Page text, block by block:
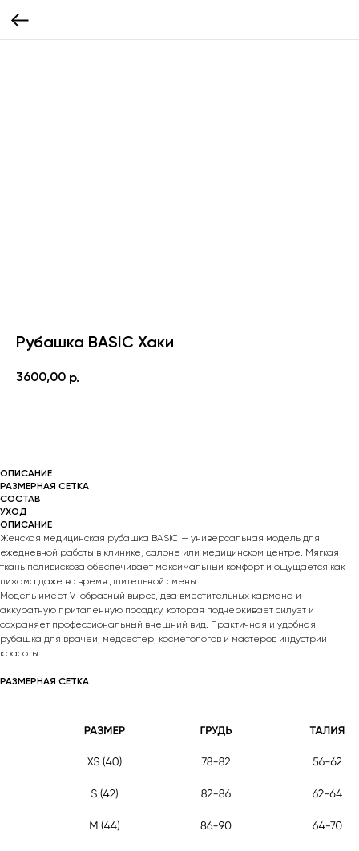
Рубашка BASIC Хаки
3600,00 р.
ОПИСАНИЕ
РАЗМЕРНАЯ СЕТКА
СОСТАВ
УХОД
ОПИСАНИЕ
Женская медицинская рубашка BASIC — универсальная модель для
ежедневной работы в клинике, салоне или медицинском центре. Мягкая
ткань поливискоза обеспечивает максимальный комфорт и ощущается как
пижама даже во время длительной смены.
Модель имеет V-образный вырез, два вместительных кармана и
аккуратную приталенную посадку, которая подчеркивает силуэт и
сохраняет профессиональный внешний вид. Практичная и удобная
рубашка для врачей, медсестер, косметологов и мастеров индустрии
красоты.
РАЗМЕРНАЯ СЕТКА